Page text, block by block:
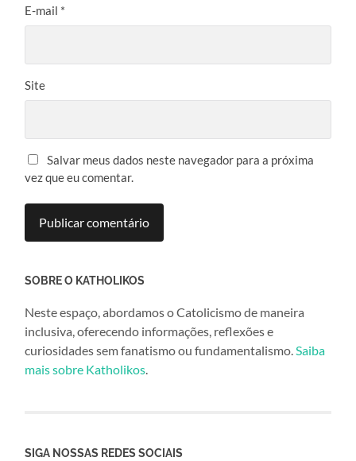
E-mail *
Site
Salvar meus dados neste navegador para a próxima
vez que eu comentar.
SOBRE O KATHOLIKOS
Neste espaço, abordamos o Catolicismo de maneira
inclusiva, oferecendo informações, reflexões e
curiosidades sem fanatismo ou fundamentalismo.Saiba
mais sobre Katholikos.
SIGA NOSSAS REDES SOCIAIS